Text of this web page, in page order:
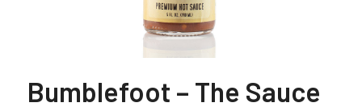
Bumblefoot – The Sauce